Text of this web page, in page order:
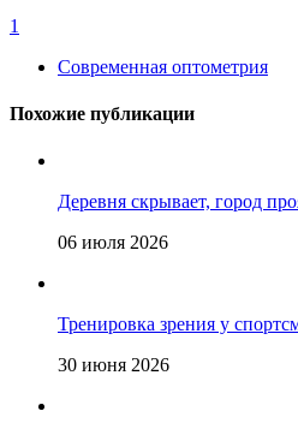
1
Современная оптометрия
Похожие публикации
Деревня скрывает, город
06 июля 2026
Тренировка зрения у
30 июня 2026